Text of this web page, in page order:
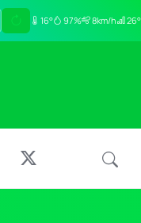
16° 97% 8km/h